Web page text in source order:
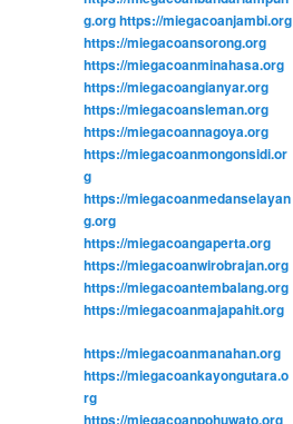
g.orghttps://miegacoanjambi.org
https://miegacoansorong.org
https://miegacoanminahasa.org
https://miegacoangianyar.org
https://miegacoansleman.org
https://miegacoannagoya.org
https://miegacoanmongonsidi.or
g
https://miegacoanmedanselayan
g.org
https://miegacoangaperta.org
https://miegacoanwirobrajan.org
https://miegacoantembalang.org
https://miegacoanmajapahit.org
https://miegacoanmanahan.org
https://miegacoankayongutara.o
rg